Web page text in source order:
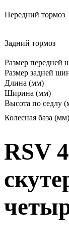
Передний тормоз
Задний тормоз
Размер передней
Размер задней
Длина (мм)
Ширина (мм)
Высота по седлу
Колесная база (мм)
RSV